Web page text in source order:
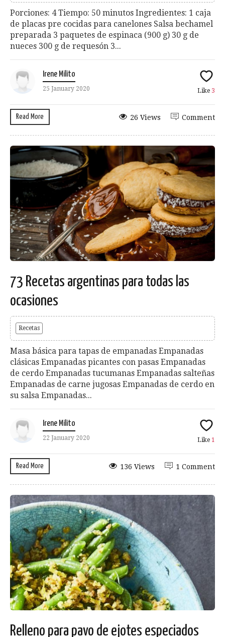
Porciones: 4 Tiempo: 50 minutos Ingredientes: 1 caja
de placas pre cocidas para canelones Salsa bechamel
preparada 3 paquetes de espinaca (900 g) 30 g de
nueces 300 g de requesón 3...
Irene Milito
25 January 2020 Like 3
Read More Comment
26 Views
73 Recetas argentinas para todas las
ocasiones
Recetas
Masa básica para tapas de empanadas Empanadas
clásicas Empanadas picantes con pasas Empanadas
de cerdo Empanadas tucumanas Empanadas salteñas
Empanadas de carne jugosas Empanadas de cerdo en
su salsa Empanadas...
Irene Milito
22 January 2020 Like 1
Read More 1 Comment
136 Views
Relleno para pavo de ejotes especiados